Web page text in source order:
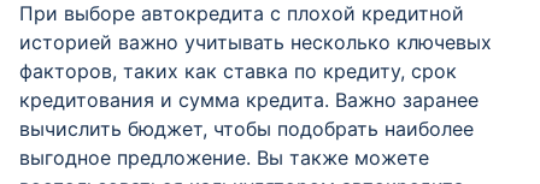
При выборе автокредита с плохой кредитной
историей важно учитывать несколько ключевых
факторов, таких как ставка по кредиту, срок
кредитования и сумма кредита. Важно заранее
вычислить бюджет, чтобы подобрать наиболее
выгодное предложение. Вы также можете